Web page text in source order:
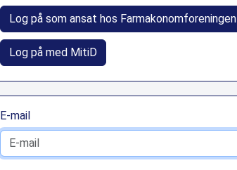
Log på som ansat hos Farmakonomforeningen
Log på med MitiD
E-mail